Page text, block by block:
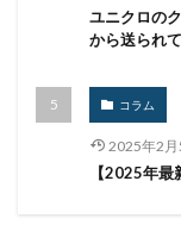
ユニクロの
から送られ
コラム
2025年2月
【2025年